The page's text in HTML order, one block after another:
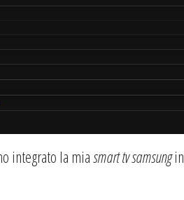
integrato la miasmart tv samsungin